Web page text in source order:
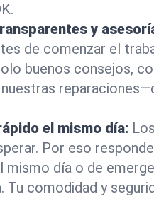
y
de comenzar el
buenos consejos,
el mismo día:
Por eso
mismo día o de
Tu comodidad y